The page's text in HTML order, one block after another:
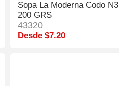
Sopa La Moderna Codo N3
200 GRS
43320
Desde $7.20